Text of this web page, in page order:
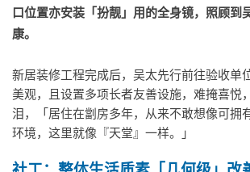
口位置亦安装「扮靓」用的全身镜，照顾到
康。
新居装修工程完成后，吴太先行前往验收单
美观，且设置多项长者友善设施，难掩喜悦
泪，「居住在劏房多年，从来不敢想像可拥
环境，这里就像『天堂』一样。」